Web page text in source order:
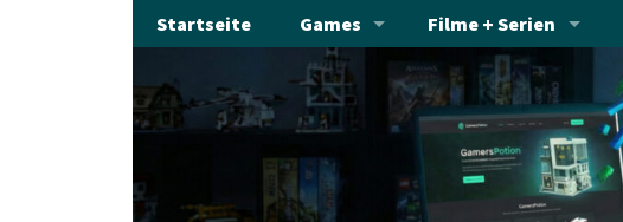
Startseite Games Filme + Serien